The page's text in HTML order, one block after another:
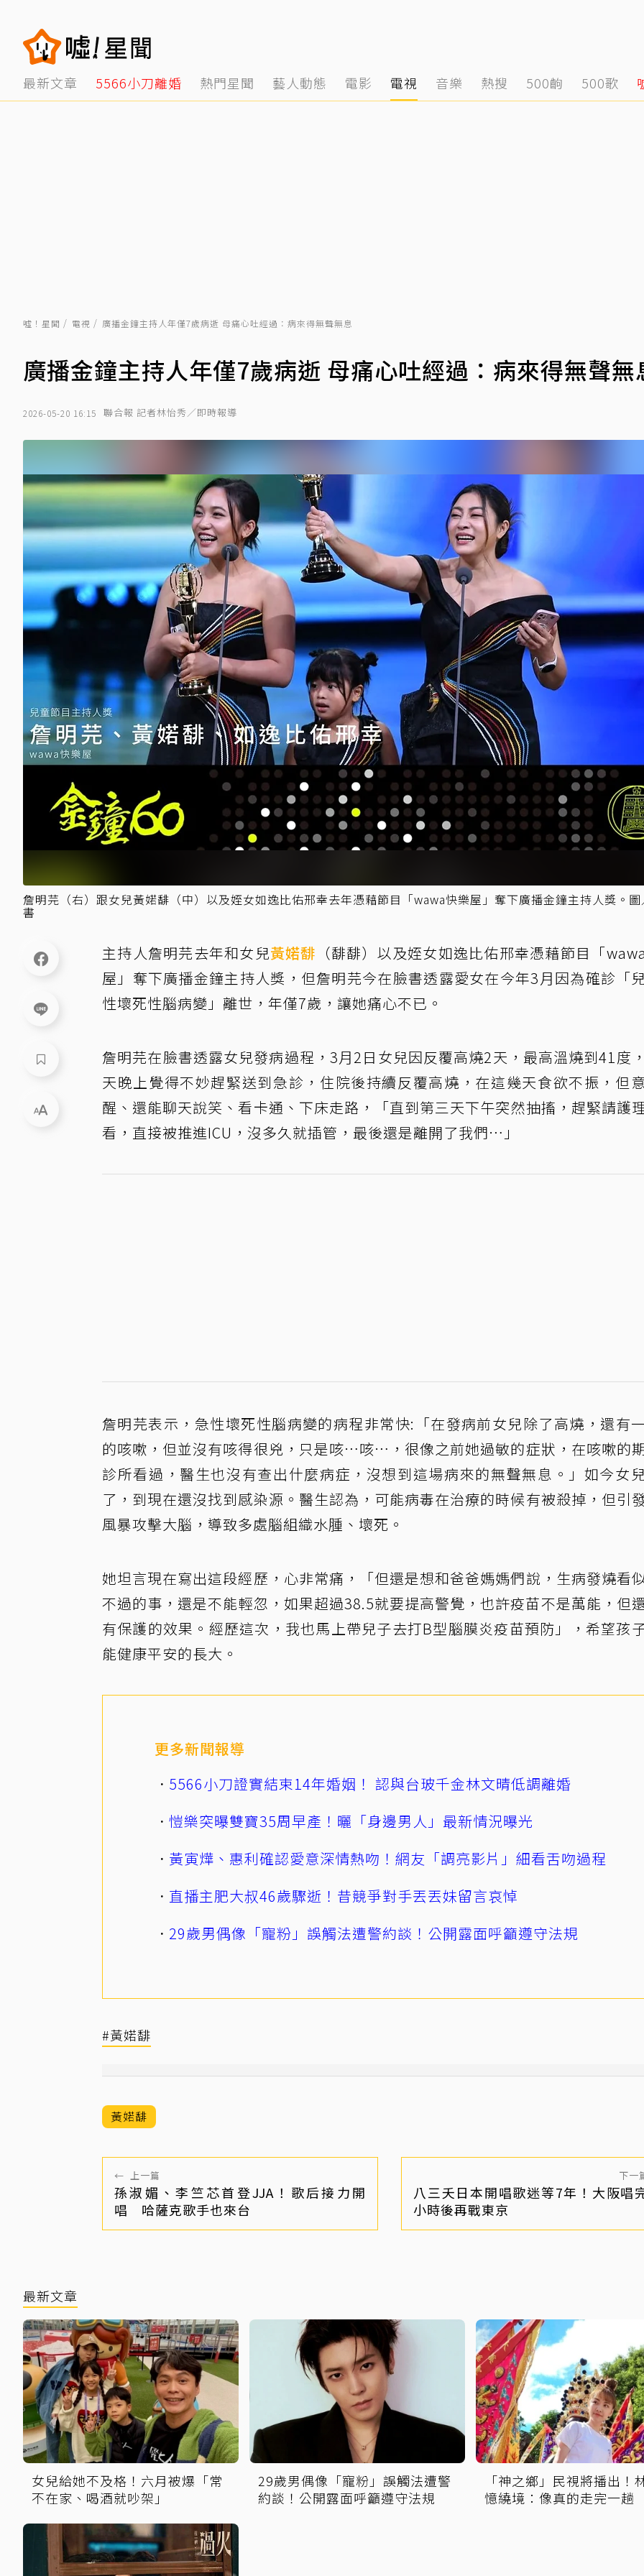
最新文章 5566小刀離婚 熱門星聞 藝人動態 電影 電視 音樂 熱搜 500齣 500歌
噓！星聞 電視 廣播金鐘主持人年僅7歲病逝 母痛心吐經過：病來得無聲無息
廣播金鐘主持人年僅7歲病逝 母痛心吐經過：病來得無聲無
2026-05-20 16:15 聯合報 記者林怡秀／即時報導
詹明芫（右）跟女兒黃婼馡（中）以及姪女如逸比佑邢幸去年憑藉節目「wawa快樂屋」奪下廣播金鐘主持人獎。
書
主持人詹明芫去年和女兒黃婼馡 （馡馡）以及姪女如逸比佑邢幸憑藉節目「
屋」奪下廣播金鐘主持人獎，但詹明芫今在臉書透露愛女在今年3月因為確診「
性壞死性腦病變」離世，年僅7歲，讓她痛心不已。
詹明芫在臉書透露女兒發病過程，3月2日女兒因反覆高燒2天，最高溫燒到41度
天晚上覺得不妙趕緊送到急診，住院後持續反覆高燒，在這幾天食欲不振，但
醒、還能聊天說笑、看卡通、下床走路，「直到第三天下午突然抽搐，趕緊請護
看，直接被推進ICU，沒多久就插管，最後還是離開了我們⋯」
詹明芫表示，急性壞死性腦病變的病程非常快:「在發病前女兒除了高燒，還有
的咳嗽，但並沒有咳得很兇，只是咳⋯咳⋯，很像之前她過敏的症狀，在咳嗽的
診所看過，醫生也沒有查出什麼病症，沒想到這場病來的無聲無息。」如今女
了，到現在還沒找到感染源。醫生認為，可能病毒在治療的時候有被殺掉，但引
風暴攻擊大腦，導致多處腦組織水腫、壞死。
她坦言現在寫出這段經歷，心非常痛，「但還是想和爸爸媽媽們說，生病發燒看
不過的事，還是不能輕忽，如果超過38.5就要提高警覺，也許疫苗不是萬能，但
有保護的效果。經歷這次，我也馬上帶兒子去打B型腦膜炎疫苗預防」，希望孩
能健康平安的長大。
更多新聞報導
5566小刀證實結束14年婚姻！ 認與台玻千金林文晴低調離婚
愷樂突曝雙寶35周早產！曬「身邊男人」最新情況曝光
黃寅燁、惠利確認愛意深情熱吻！網友「調亮影片」細看舌吻過程
直播主肥大叔46歲驟逝！昔競爭對手丟丟妹留言哀悼
29歲男偶像「寵粉」誤觸法遭警約談！公開露面呼籲遵守法規
#黃婼馡
黃婼馡
← 上一篇
孫淑媚、李竺芯首登JJA！歌后接力開
唱 哈薩克歌手也來台
下一
八三夭日本開唱歌迷等7年！大阪唱
小時後再戰東京
最新文章
女兒給她不及格！六月被爆「常
不在家、喝酒就吵架」
29歲男偶像「寵粉」誤觸法遭警
約談！公開露面呼籲遵守法規
「神之鄉」民視將播出！
憶繞境：像真的走完一趟